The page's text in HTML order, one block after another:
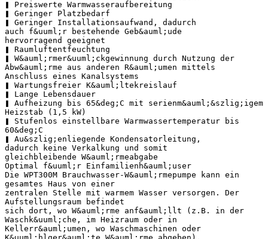
❚ Preiswerte Warmwasseraufbereitung
❚ Geringer Platzbedarf
❚ Geringer Installationsaufwand, dadurch
auch f&uuml;r bestehende Geb&auml;ude
hervorragend geeignet
❚ Raumluftentfeuchtung
❚ W&auml;rmer&uuml;ckgewinnung durch Nutzung der
Abw&auml;rme aus anderen R&auml;umen mittels
Anschluss eines Kanalsystems
❚ Wartungsfreier K&auml;ltekreislauf
❚ Lange Lebensdauer
❚ Aufheizung bis 65&deg;C mit serienm&auml;&szlig;igem
Heizstab (1,5 kW)
❚ Stufenlos einstellbare Warmwassertemperatur bis
60&deg;C
❚ Au&szlig;enliegende Kondensatorleitung,
dadurch keine Verkalkung und somit
gleichbleibende W&auml;rmeabgabe
Optimal f&uuml;r Einfamilienh&auml;user
Die WPT300M Brauchwasser-W&auml;rmepumpe kann ein
gesamtes Haus von einer
zentralen Stelle mit warmem Wasser versorgen. Der
Aufstellungsraum befindet
sich dort, wo W&auml;rme anf&auml;llt (z.B. in der
Waschk&uuml;che, im Heizraum oder in
Kellerr&auml;umen, wo Waschmaschinen oder